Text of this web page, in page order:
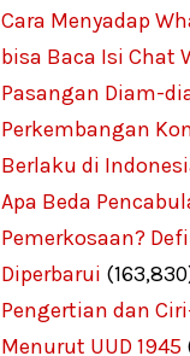
Cara Menyadap
bisa Baca Isi Chat
Pasangan Diam-
Perkembangan
Berlaku di
Apa Beda
Pemerkosaan?
Diperbarui
Pengertian dan
Menurut UUD 1945